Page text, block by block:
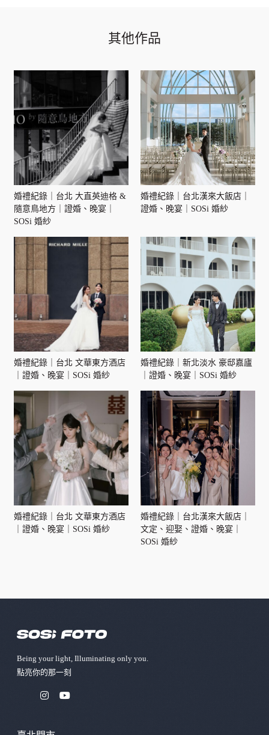
其他作品
婚禮紀錄｜台北 大直英迪格 &
隨意鳥地方｜證婚、晚宴｜
SOSi 婚紗
婚禮紀錄｜台北漢來大飯店｜
證婚、晚宴｜SOSi 婚紗
婚禮紀錄｜台北 文華東方酒店
｜證婚、晚宴｜SOSi 婚紗
婚禮紀錄｜新北淡水 豪邸嘉廬
｜證婚、晚宴｜SOSi 婚紗
婚禮紀錄｜台北 文華東方酒店
｜證婚、晚宴｜SOSi 婚紗
婚禮紀錄｜台北漢來大飯店｜
文定、迎娶、證婚、晚宴｜
SOSi 婚紗
Being your light, Illuminating only you.
點亮你的那⼀刻